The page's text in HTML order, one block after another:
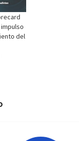
del